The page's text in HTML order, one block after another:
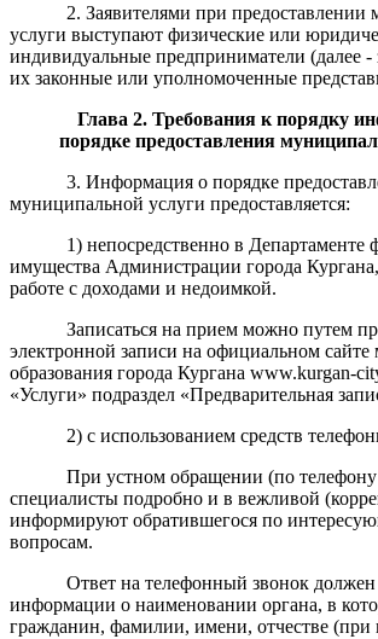
2. Заявителями при предоставлении
услуги выступают физические или
индивидуальные предприниматели (далее -
их законные или уполномоченные
Глава 2. Требования к порядку
порядке предоставления
3. Информация о порядке
муниципальной услуги предоставляется:
1) непосредственно в Департаменте
имущества Администрации города
работе с доходами и недоимкой.
Записаться на прием можно путем
электронной записи на официальном
образования города Кургана www.kurgan-
«Услуги» подраздел «Предварительная
2) с использованием средств
При устном обращении (по
специалисты подробно и в вежливой
информируют обратившегося по
вопросам.
Ответ на телефонный звонок должен
информации о наименовании органа, в
гражданин, фамилии, имени, отчестве (при